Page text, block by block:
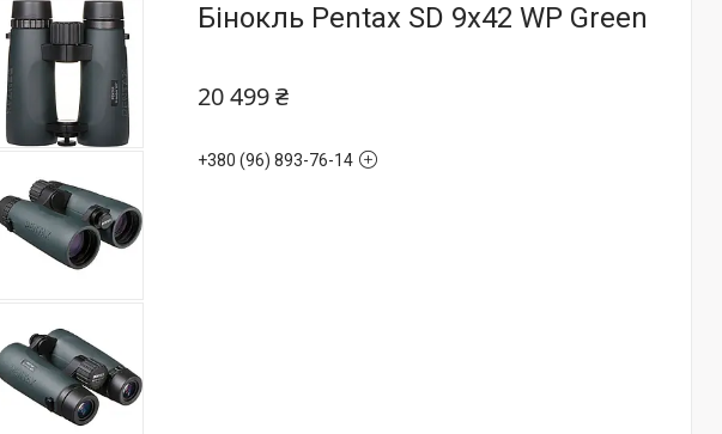
Бінокль Pentax SD 9х42 WP Green
20 499 ₴
+380 (96) 893-76-14